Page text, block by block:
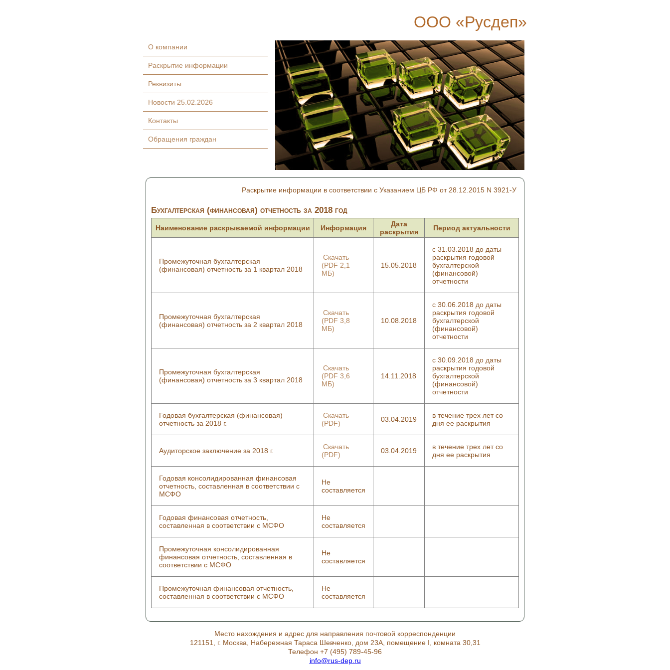
ООО «Руcдеп»
О компании
Раскрытие информации
Реквизиты
Новости 25.02.2026
Контакты
Обращения граждан
Раскрытие информации в соответствии с Указанием ЦБ РФ от 28.12.2015 N 3921-У
Бухгалтерская (финансовая) отчетность за 2018 год
Наименование раскрываемой информации Информация
Дата
раскрытия
Период актуальности
Промежуточная бухгалтерская
(финансовая) отчетность за 1 квартал 2018
Скачать
(PDF 2,1
МБ)
15.05.2018
с 31.03.2018 до даты
раскрытия годовой
бухгалтерской
(финансовой)
отчетности
Промежуточная бухгалтерская
(финансовая) отчетность за 2 квартал 2018
Скачать
(PDF 3,8
МБ)
10.08.2018
с 30.06.2018 до даты
раскрытия годовой
бухгалтерской
(финансовой)
отчетности
Промежуточная бухгалтерская
(финансовая) отчетность за 3 квартал 2018
Скачать
(PDF 3,6
МБ)
14.11.2018
с 30.09.2018 до даты
раскрытия годовой
бухгалтерской
(финансовой)
отчетности
Годовая бухгалтерская (финансовая)
отчетность за 2018 г.
Скачать
(PDF)
03.04.2019
в течение трех лет со
дня ее раскрытия
Аудиторское заключение за 2018 г.
Скачать
(PDF)
03.04.2019
в течение трех лет со
дня ее раскрытия
Годовая консолидированная финансовая
отчетность, составленная в соответствии с
МСФО
Не
составляется
Годовая финансовая отчетность,
составленная в соответствии с МСФО
Не
составляется
Промежуточная консолидированная
финансовая отчетность, составленная в
соответствии с МСФО
Не
составляется
Промежуточная финансовая отчетность,
составленная в соответствии с МСФО
Не
составляется
Место нахождения и адрес для направления почтовой корреспонденции
121151, г. Москва, Набережная Тараса Шевченко, дом 23А, помещение I, комната 30,31
Телефон +7 (495) 789-45-96
info@rus-dep.ru